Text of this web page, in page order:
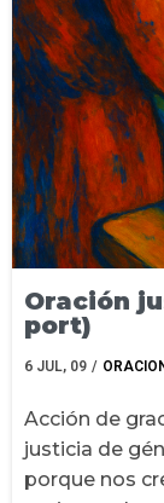
Oración
port)
6 JUL, 09 /
Acción de
justicia de
porque nos